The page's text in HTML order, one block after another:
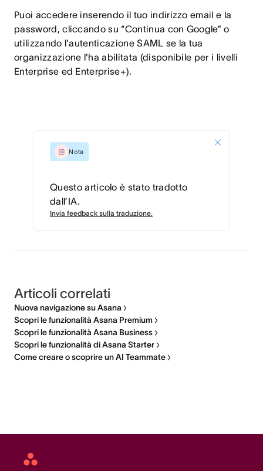
Puoi accedere inserendo il tuo indirizzo email e la
password, cliccando su “Continua con Google” o
utilizzando l'autenticazione SAML se la tua
organizzazione l'ha abilitata (disponibile per i livelli
Enterprise ed Enterprise+).
Nota
Questo articolo è stato tradotto
dall’IA.
Invia feedback sulla traduzione.
Articoli correlati
Nuova navigazione su Asana
Scopri le funzionalità Asana Premium
Scopri le funzionalità Asana Business
Scopri le funzionalità di Asana Starter
Come creare o scoprire un AI Teammate
Asana